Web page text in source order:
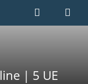
| 5 UE